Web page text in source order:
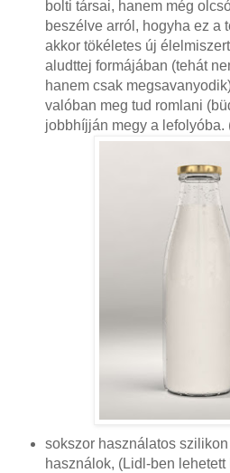
bolti társai, hanem még
beszélve arról, hogyha ez a
akkor tökéletes új
aludttej formájában (tehát
hanem csak
valóban meg tud romlani
jobbhíjján megy a lefolyóba.
sokszor használatos
használok, (Lidl-ben